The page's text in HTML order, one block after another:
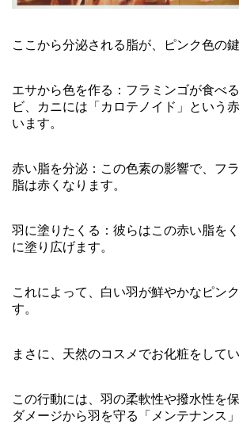
ここから分泌される脂が、ピンク色の
エサから色を作る：フラミンゴが食べ
ビ、カニには「カロテノイド」という
います。
赤い脂を分泌：この色素の影響で、フ
脂は赤くなります。
羽に塗りたくる：彼らはこの赤い脂を
に塗り広げます。
これによって、白い羽が鮮やかなピン
す。
まさに、天然のコスメでお化粧をして
この行動には、羽の柔軟性や撥水性を
ダメージから羽を守る「メンテナンス